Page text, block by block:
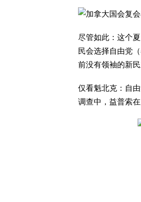
尽管如此：这个
民会选择自由党
前没有领袖的新
仅看魁北克：自
调查中，益普索